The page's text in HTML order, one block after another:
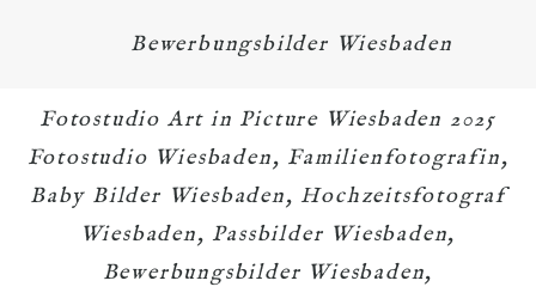
Bewerbungsbilder Wiesbaden
Fotostudio Art in Picture Wiesbaden 2025
Fotostudio Wiesbaden, Familienfotografin,
Baby Bilder Wiesbaden, Hochzeitsfotograf
Wiesbaden, Passbilder Wiesbaden,
Bewerbungsbilder Wiesbaden,